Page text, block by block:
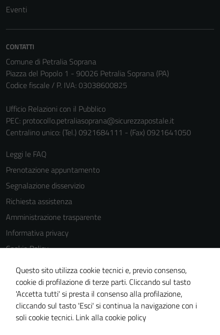
Eventi
CONTATTI
Comune di Petralia Soprana
Piazza del Popolo 1 - 90026 Petralia Soprana (PA)
Codice fiscale / P. IVA: 03038600825
Ufficio Relazioni con il Pubblico
PEC: protocollo.petraliasoprana@sicurezzapostale.it
Centralino unico: (Tel.) 0921684111 - (Fax) 0921641050
Leggi le FAQ
Prenotazione appuntamento
Segnalazione disservizio
Richiesta assistenza
Amministrazione trasparente
Informativa privacy
Cookie Policy
Dichiarazione di accessibilità
Obiettivi di accessiblità
Piano di miglioramento del sito
Questo sito utilizza cookie tecnici e, previo consenso,
cookie di profilazione di terze parti. Cliccando sul tasto
'Accetta tutti' si presta il consenso alla profilazione,
cliccando sul tasto 'Esci' si continua la navigazione con i
soli cookie tecnici. Link alla cookie policy
non raccolgono
informazioni